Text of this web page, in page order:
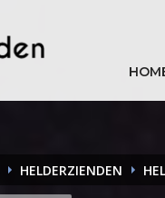
HELDERZIENDEN